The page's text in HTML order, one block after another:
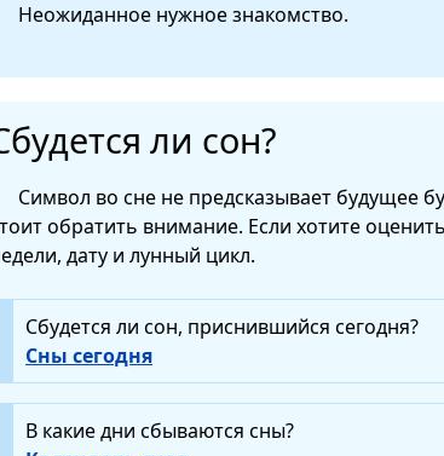
Неожиданное нужное знакомство.
ли сон?
Символ во сне не предсказывает будущее
обратить внимание. Если хотите
дату и лунный цикл.
Сбудется ли сон, приснившийся сегодня?
Сны сегодня
В какие дни сбываются сны?